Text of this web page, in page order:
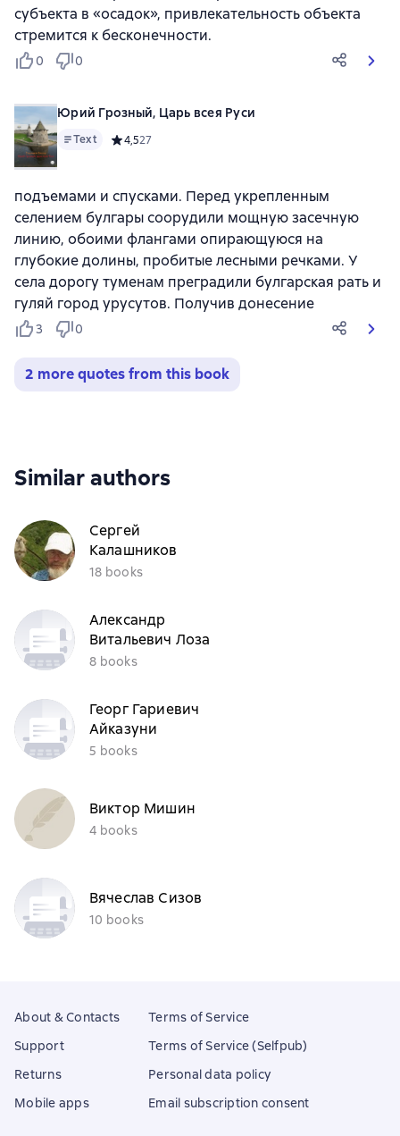
субъекта в «осадок», привлекательность объекта
стремится к бесконечности.
0 0
Юрий Грозный, Царь всея Руси
Text Средний рейтинг 4,5 на основе 27 оценок
4,527
подъемами и спусками. Перед укрепленным
селением булгары соорудили мощную засечную
линию, обоими флангами опирающуюся на
глубокие долины, пробитые лесными речками. У
села дорогу туменам преградили булгарская рать и
гуляй город урусутов. Получив донесение
3 0
2 more quotes from this book
Similar authors
Сергей
Калашников
18 books
Александр
Витальевич Лоза
8 books
Георг Гариевич
Айказуни
5 books
Виктор Мишин
4 books
Вячеслав Сизов
10 books
About & Contacts
Support
Returns
Mobile apps
Terms of Service
Terms of Service (Selfpub)
Personal data policy
Email subscription consent